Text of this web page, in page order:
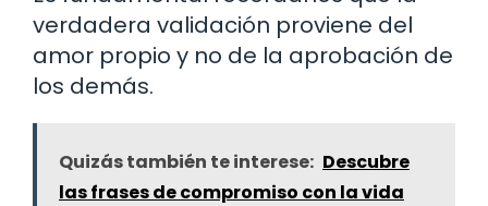
verdadera validación proviene del
amor propio y no de la aprobación de
los demás.
Quizás también te interese: Descubre
las frases de compromiso con la vida